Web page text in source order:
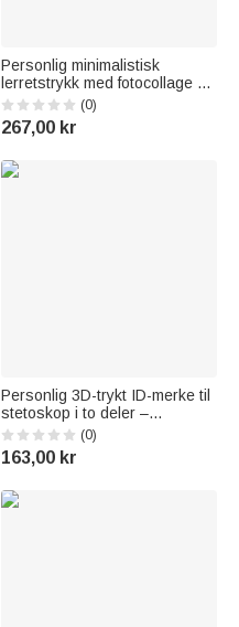
Personlig minimalistisk
lerretstrykk med fotocollage og
tekst som koselig
barneromsdekor og flott
barselgave til nybakte foreldre
(0)
267,00 kr
Personlig 3D-trykt ID-merke til
stetoskop i to deler –
medisinsk stillingsidentifikator
med tekst – takkegave ved
eksamen til leger og
(0)
163,00 kr